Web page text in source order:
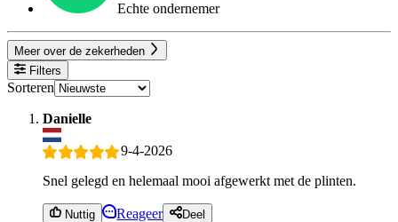
Echte ondernemer
Meer over de zekerheden
Filters
Sorteren
Danielle
9-4-2026
Snel gelegd en helemaal mooi afgewerkt met de plinten.
Nuttig Reageer Deel